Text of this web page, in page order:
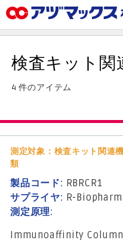
お気に入り
お買い物カゴ
主要取扱ブランド
製品検索
見積発行
検査キット関
4 件のアイテム
測定対象：検査キット関連
類
製品コード: RBRCR1
サプライヤ: R-Biopharm
測定原理:
Immunoaffinity Column